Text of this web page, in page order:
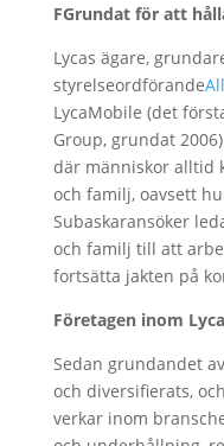
FGrundat för att
Lycas ägare,
styrelseordförande
LycaMobile (det
Group, grundat
där människor alltid
och familj, oavsett
Subaskaransöker
och familj till att
fortsätta jakten på
Företagen inom
Sedan grundandet
och diversifierats,
verkar inom